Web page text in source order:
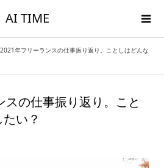
AI TIME
2021年フリーランスの仕事振り返り。ことしはどんな
スの仕事振り返り。こと
い？